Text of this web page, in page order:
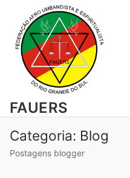
conteúdo
FAUERS
Categoria: Blog
Postagens blogger